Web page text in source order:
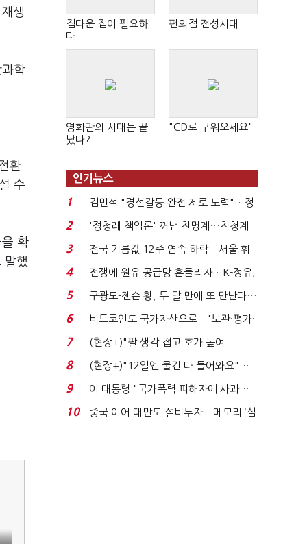
생
학
환
수
확
말했
집다운 집이 필요하
다
편의점 전성시대
영화관의 시대는 끝
났다?
"CD로 구워오세요"
인기뉴스
1
김민석 "경선갈등 완전 제로 노력"…정
청래 "반명 공세 사...
2
'정청래 책임론' 꺼낸 친명계…친청계
는 추가투표 때리기...
3
전국 기름값 12주 연속 하락…서울 휘
발윳값 1909원...
4
전쟁에 원유 공급망 흔들리자…K-정유,
에너지안보 핵심...
5
구광모-젠슨 황, 두 달 만에 또 만난다…
로봇·AI 등 논...
6
비트코인도 국가자산으로…'보관·평가·
처분' 기준은 ...
7
(현장+)"팔 생각 접고 호가 높여
요"…'덜 똘똘한 한 채' 20...
8
(현장+)"12일엔 물건 다 들어와요"…
빈 매대 채우며 문 연 ...
9
이 대통령 "국가폭력 피해자에 사과…
적극적 조사로 진...
10
중국 이어 대만도 설비투자…메모리 ‘삼